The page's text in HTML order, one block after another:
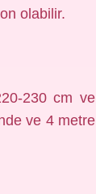
olabilir.
230 cm ve
ve 4 metre